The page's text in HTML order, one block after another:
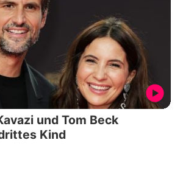
und Tom Beck
Kind